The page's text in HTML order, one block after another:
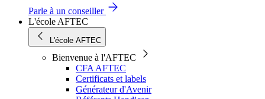
Parle à un conseiller
L'école AFTEC
L'école AFTEC
Bienvenue à l'AFTEC
CFA AFTEC
Certificats et labels
Générateur d'Avenir